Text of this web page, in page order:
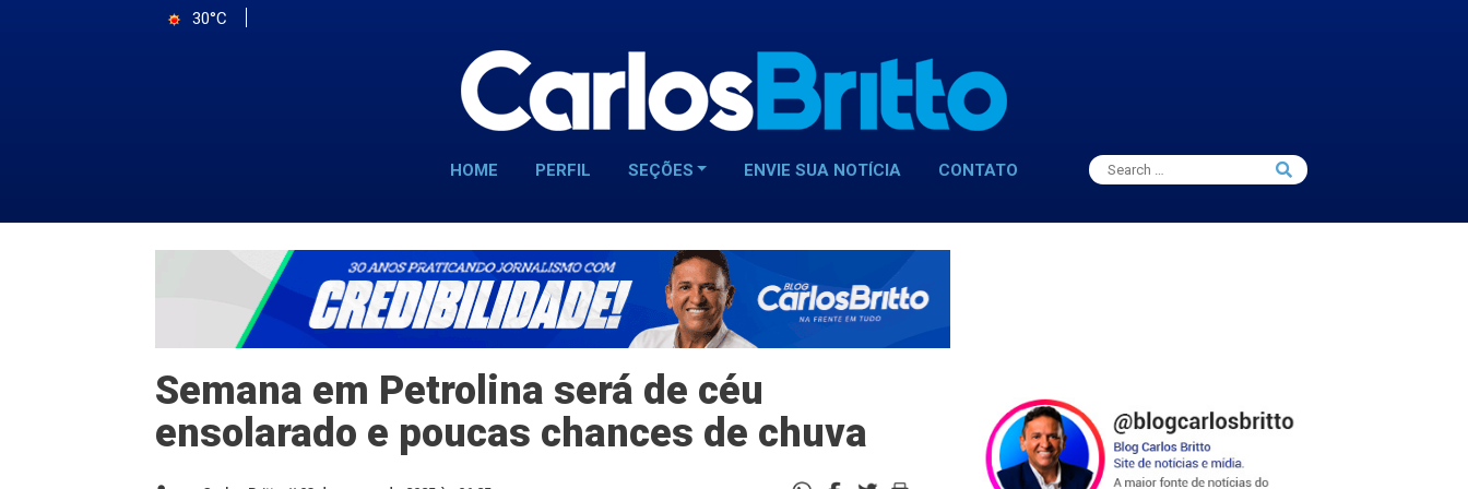
30°C
HOME PERFIL SEÇÕES ENVIE SUA NOTÍCIA CONTATO
Search
for:
Search
Semana em Petrolina será de céu
ensolarado e poucas chances de chuva